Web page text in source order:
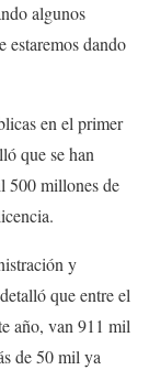
algunos
estaremos dando
en el primer
que se han
500 millones de
y
que entre el
año, van 911 mil
de 50 mil ya